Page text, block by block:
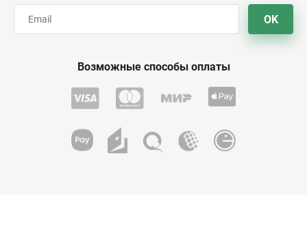
OK
Возможные способы оплаты